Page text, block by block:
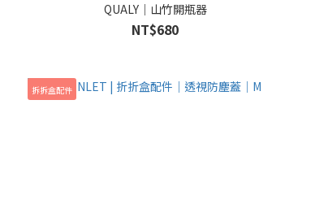
QUALY｜山竹開瓶器
NT$680
拆拆盒配件